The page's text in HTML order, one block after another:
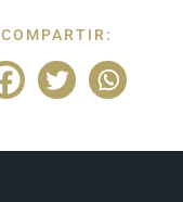
COMPARTIR: